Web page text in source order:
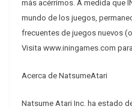
más acérrimos. A medida que
mundo de los juegos,
frecuentes de juegos nuevos
Visita www.iningames.com
Acerca de NatsumeAtari
Natsume Atari Inc. ha estado